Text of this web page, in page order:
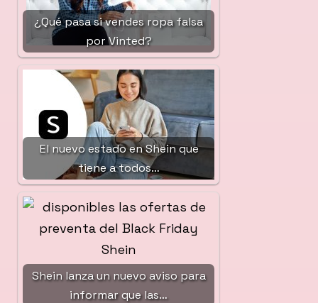
¿Qué pasa si vendes ropa falsa
por Vinted?
El nuevo estado en Shein que
tiene a todos…
Shein lanza un nuevo aviso para
informar que las…